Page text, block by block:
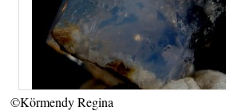
©Körmendy Regina